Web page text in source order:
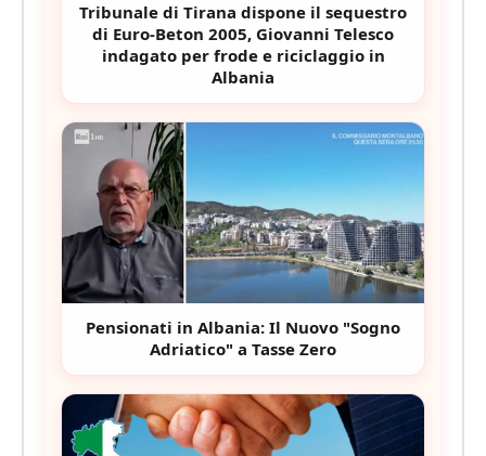
Tribunale di Tirana dispone il sequestro
di Euro-Beton 2005, Giovanni Telesco
indagato per frode e riciclaggio in
Albania
Pensionati in Albania: Il Nuovo "Sogno
Adriatico" a Tasse Zero